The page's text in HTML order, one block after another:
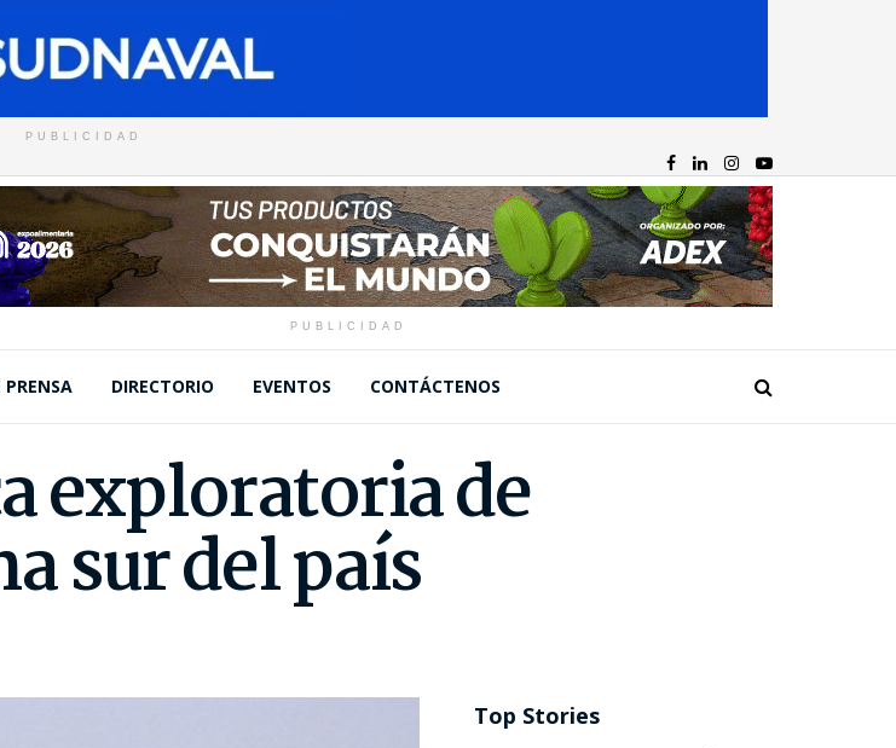
PUBLICIDAD
PUBLICIDAD
DIRECTORIO EVENTOS CONTÁCTENOS
exploratoria de
sur del país
Top Stories